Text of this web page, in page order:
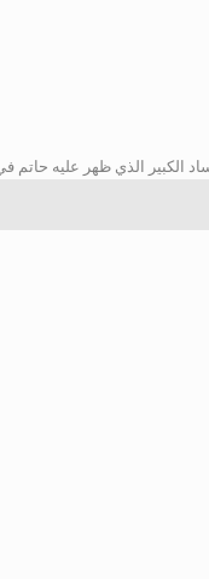
الكبير الذي ظهر عليه حاتم